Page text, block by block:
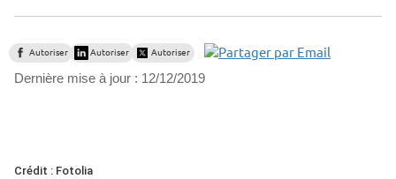
Autoriser Autoriser Autoriser
Dernière mise à jour : 12/12/2019
Crédit : Fotolia